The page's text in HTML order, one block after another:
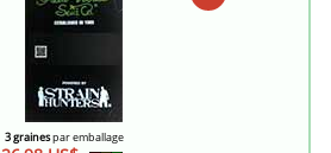
3 grainespar emballage